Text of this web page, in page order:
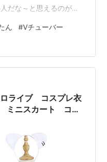
だな～と思えるのが印
優秀な人っすね。 春に
とすばちゃんがホロメン
音する謎企画を行って
だぼたんちゃんのセク
じだったのは思い出。
ていて…
ん #Vチューバー
ライブ コスプレ衣
ニスカート コー